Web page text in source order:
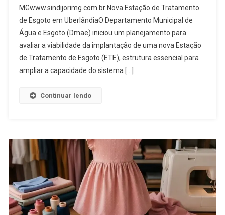
MGwww.sindijorimg.com.br Nova Estação de Tratamento
de Esgoto em UberlândiaO Departamento Municipal de
Água e Esgoto (Dmae) iniciou um planejamento para
avaliar a viabilidade da implantação de uma nova Estação
de Tratamento de Esgoto (ETE), estrutura essencial para
ampliar a capacidade do sistema […]
Continuar lendo